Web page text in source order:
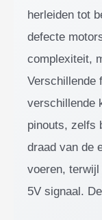
herleiden tot
defecte
complexiteit,
Verschillende
verschillende
pinouts, zelfs
draad van de
voeren,
5V signaal.